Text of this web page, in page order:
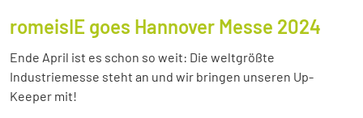
romeisIE goes Hannover Messe 2024
Ende April ist es schon so weit: Die weltgrößte
Industriemesse steht an und wir bringen unseren Up-
Keeper mit!